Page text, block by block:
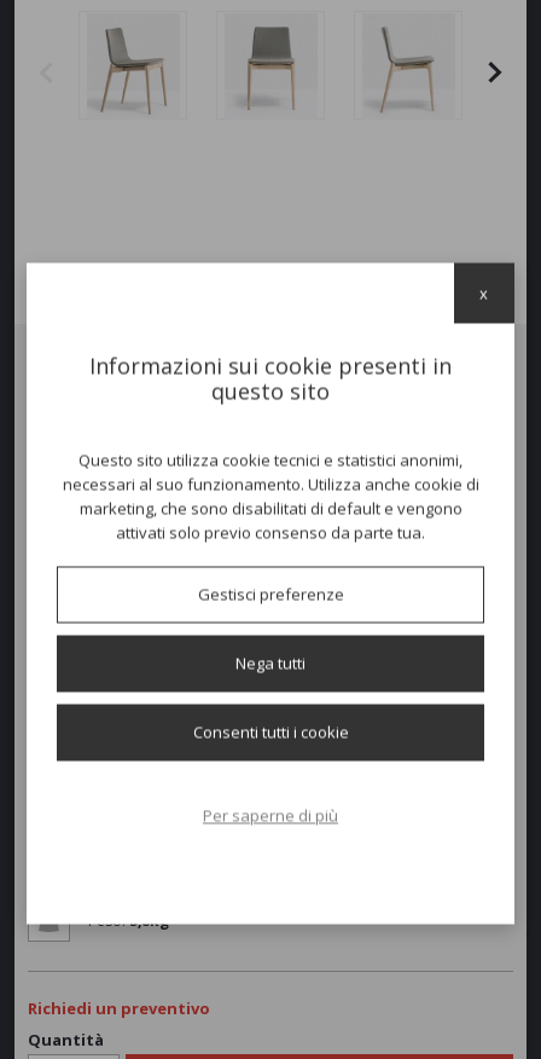
. Interamente realizzata in legno di frassino, la
Larghezza:51cm
51cm
Peso:5,8kg
Richiedi un preventivo
Quantità
Informazioni sui cookie presenti in
questo sito
Questo sito utilizza cookie tecnici e statistici anonimi,
necessari al suo funzionamento. Utilizza anche cookie di
marketing, che sono disabilitati di default e vengono
attivati solo previo consenso da parte tua.
Gestisci preferenze
Nega tutti
Consenti tutti i cookie
Per saperne di più
x